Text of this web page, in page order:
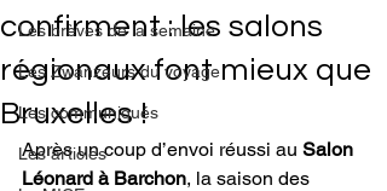
Les brèves de la semaine
Les Zwanzeurs du voyage
Les communiqués
Les articles
confirment : les salons
régionaux font mieux que
Bruxelles !
Après un coup d’envoi réussi au Salon
Léonard à Barchon, la saison des